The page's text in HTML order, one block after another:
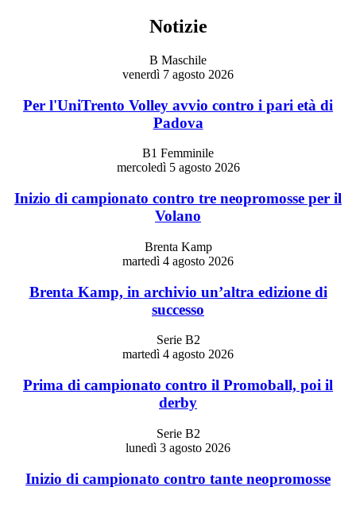
Notizie
B Maschile
venerdì 7 agosto 2026
Per l'UniTrento Volley avvio contro i pari età di
Padova
B1 Femminile
mercoledì 5 agosto 2026
Inizio di campionato contro tre neopromosse per il
Volano
Brenta Kamp
martedì 4 agosto 2026
Brenta Kamp, in archivio un’altra edizione di
successo
Serie B2
martedì 4 agosto 2026
Prima di campionato contro il Promoball, poi il
derby
Serie B2
lunedì 3 agosto 2026
Inizio di campionato contro tante neopromosse